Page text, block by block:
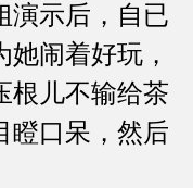
演示后，自已
闹着好玩，
根儿不输给茶
瞪口呆，然后